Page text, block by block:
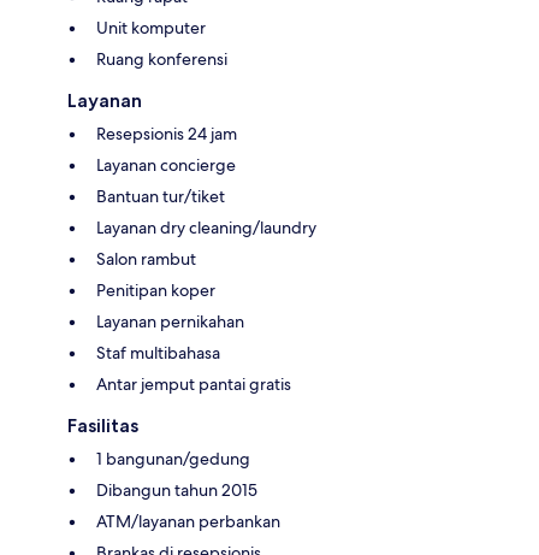
Unit komputer
Ruang konferensi
Layanan
Resepsionis 24 jam
Layanan concierge
Bantuan tur/tiket
Layanan dry cleaning/laundry
Salon rambut
Penitipan koper
Layanan pernikahan
Staf multibahasa
Antar jemput pantai gratis
Fasilitas
1 bangunan/gedung
Dibangun tahun 2015
ATM/layanan perbankan